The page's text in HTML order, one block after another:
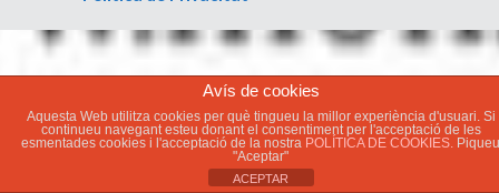
Avís de cookies
Aquesta Web utilitza cookies per què tingueu la millor experiència d'usuari. Si
continueu navegant esteu donant el consentiment per l'acceptació de les
esmentades cookies i l'acceptació de la nostra POLÍTICA DE COOKIES. Piqueu
"Aceptar"
ACEPTAR